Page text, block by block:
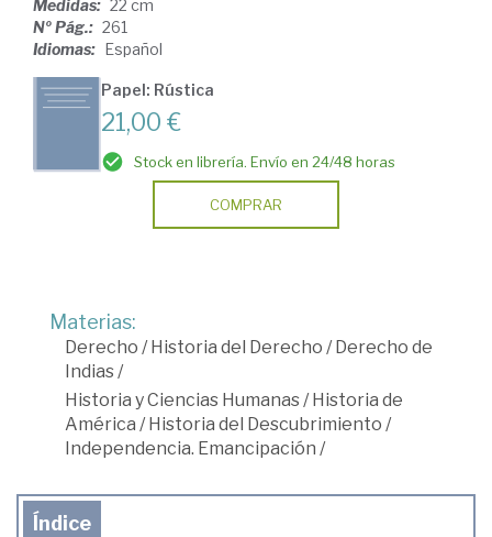
Medidas: 22 cm
Nº Pág.: 261
Idiomas: Español
Papel: Rústica
21,00 €
Stock en librería. Envío en 24/48 horas
COMPRAR
Materias:
Derecho /Historia del Derecho /Derecho de
Indias/
Historia y Ciencias Humanas/Historia de
América /Historia del Descubrimiento /
Independencia. Emancipación /
Índice